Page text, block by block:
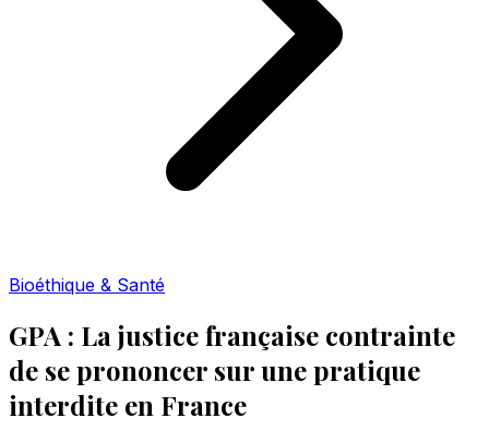
Bioéthique & Santé
GPA : La justice française contrainte
de se prononcer sur une pratique
interdite en France